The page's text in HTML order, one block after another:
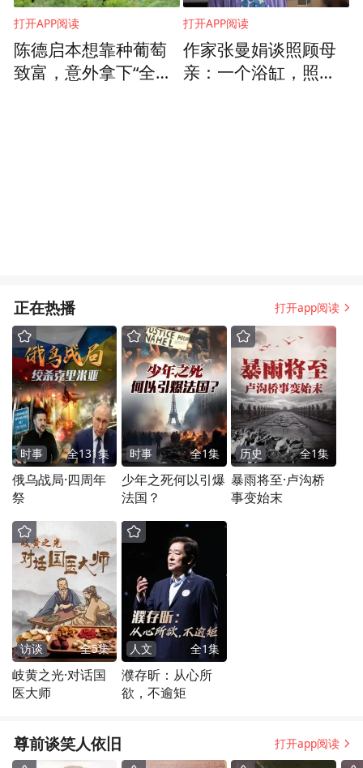
打开APP阅读
陈德启本想靠种葡萄
致富，意外拿下“全国
打开APP阅读
作家张曼娟谈照顾母
亲：一个浴缸，照见
正在热播 打开app阅读
时事 全131集
俄乌战局·四周年
祭
时事 全1集
少年之死何以引爆
法国？
历史 全1集
暴雨将至·卢沟桥
事变始末
访谈 全5集
岐黄之光·对话国
医大师
人文 全1集
濮存昕：从心所
欲，不逾矩
尊前谈笑人依旧 打开app阅读